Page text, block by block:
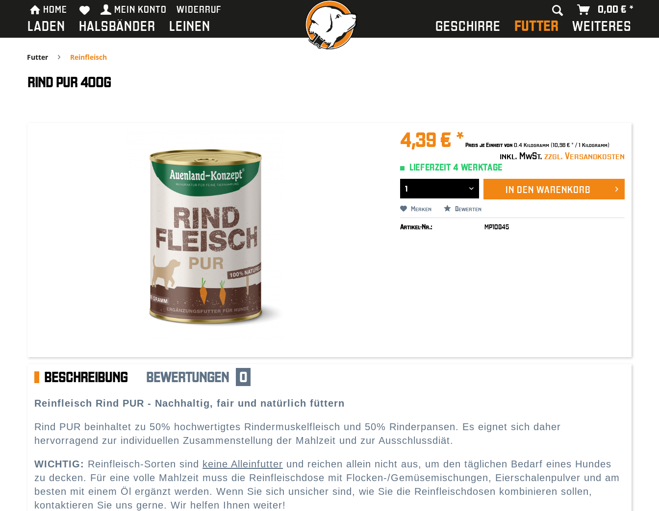
LADEN HALSBÄNDER LEINEN WEITERES
FUTTER
GESCHIRRE
HOME MEIN KONTO 0,00 € *
WIDERRUF
Futter Reinfleisch
RIND PUR 400G
4,39 € * Preis je Einheit von0.4 Kilogramm (10,98 € * / 1 Kilogramm)
inkl. MwSt. zzgl. Versandkosten
LIEFERZEIT 4 WERKTAGE
IN DEN WARENKORB
Merken Bewerten
Artikel-Nr.: MP10845
BESCHREIBUNG BEWERTUNGEN 0
Reinfleisch Rind PUR - Nachhaltig, fair und natürlich füttern
Rind PUR beinhaltet zu 50% hochwertigtes Rindermuskelfleisch und 50% Rinderpansen. Es eignet sich daher
hervorragend zur individuellen Zusammenstellung der Mahlzeit und zur Ausschlussdiät.
WICHTIG: Reinfleisch-Sorten sind keine Alleinfutter und reichen allein nicht aus, um den täglichen Bedarf eines Hundes
zu decken. Für eine volle Mahlzeit muss die Reinfleischdose mit Flocken-/Gemüsemischungen, Eierschalenpulver und am
besten mit einem Öl ergänzt werden. Wenn Sie sich unsicher sind, wie Sie die Reinfleischdosen kombinieren sollen,
kontaktieren Sie uns gerne. Wir helfen Ihnen weiter!